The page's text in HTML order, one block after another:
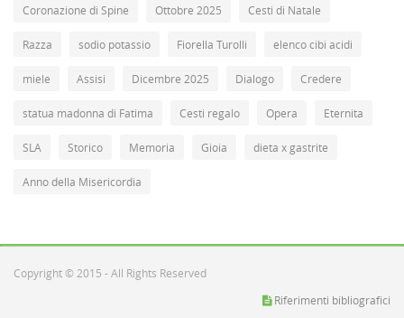
Coronazione di Spine Ottobre 2025 Cesti di Natale
Razza sodio potassio Fiorella Turolli elenco cibi acidi
miele Assisi Dicembre 2025 Dialogo Credere
statua madonna di Fatima Cesti regalo Opera Eternita
SLA Storico Memoria Gioia dieta x gastrite
Anno della Misericordia
Copyright © 2015 - All Rights Reserved
Riferimenti bibliografici